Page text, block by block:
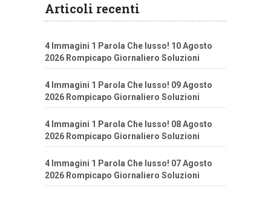
Articoli recenti
4 Immagini 1 Parola Che lusso! 10 Agosto
2026 Rompicapo Giornaliero Soluzioni
4 Immagini 1 Parola Che lusso! 09 Agosto
2026 Rompicapo Giornaliero Soluzioni
4 Immagini 1 Parola Che lusso! 08 Agosto
2026 Rompicapo Giornaliero Soluzioni
4 Immagini 1 Parola Che lusso! 07 Agosto
2026 Rompicapo Giornaliero Soluzioni